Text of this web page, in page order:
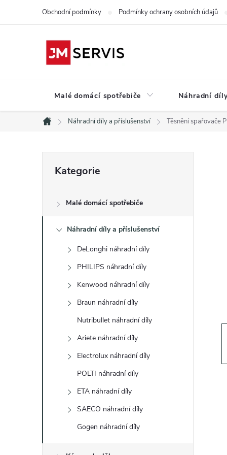
Obchodní podmínky Podmínky ochrany osobních údajů
Malé domácí spotřebiče Náhradní
Domů
Náhradní díly a příslušenství Těsnění spařovače
s
n
kategorie
Kategorie
Malé domácí spotřebiče
Náhradní díly a příslušenství
DeLonghi náhradní díly
PHILIPS náhradní díly
Kenwood náhradní díly
Braun náhradní díly
Nutribullet náhradní díly
Ariete náhradní díly
Electrolux náhradní díly
POLTI náhradní díly
ETA náhradní díly
SAECO náhradní díly
Gogen náhradní díly